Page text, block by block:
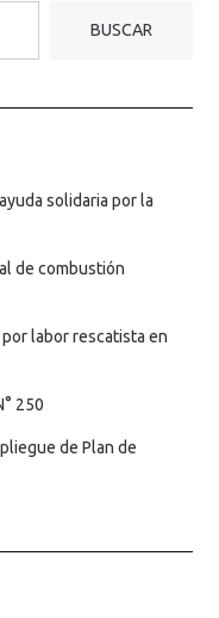
BUSCAR
solidaria por la
de combustión
labor rescatista en
250
de Plan de